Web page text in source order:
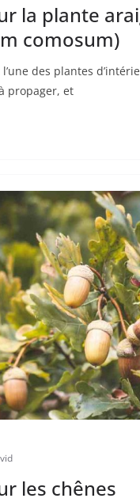
la plante
comosum)
des plantes
propager, et
les chênes